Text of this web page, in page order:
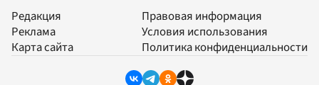
Редакция
Реклама
Карта сайта
Правовая информация
Условия использования
Политика конфиденциальности